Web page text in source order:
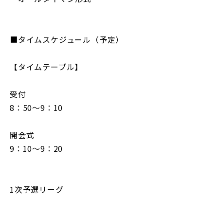
■タイムスケジュール（予定）
【タイムテーブル】
受付
8：50～9：10
開会式
9：10～9：20
1次予選リーグ